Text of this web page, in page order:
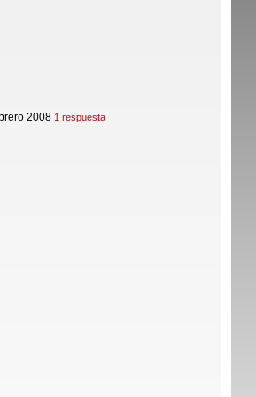
2008 1 respuesta